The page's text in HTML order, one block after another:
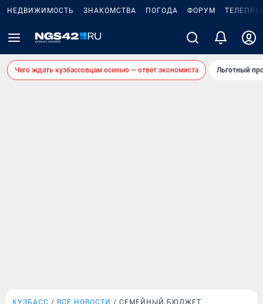
НЕДВИЖИМОСТЬ ЗНАКОМСТВА ПОГОДА ФОРУМ
Чего ждать кузбассовцам осенью — ответ экономиста Льготный
КУЗБАСС ВСЕ НОВОСТИ СЕМЕЙНЫЙ БЮДЖЕТ